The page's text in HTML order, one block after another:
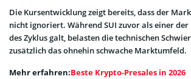
Die Kursentwicklung zeigt bereits, dass der
nicht ignoriert. Während SUI zuvor als einer
des Zyklus galt, belasten die technischen
zusätzlich das ohnehin schwache Marktumfeld.
Mehr erfahren:Beste Krypto-Presales in 2026